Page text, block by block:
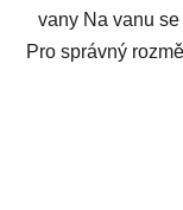
vany Na vanu
Pro správný